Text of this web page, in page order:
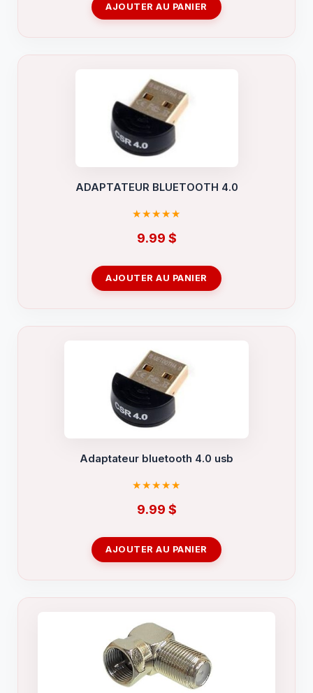
AJOUTER AU PANIER
ADAPTATEUR BLUETOOTH 4.0
9.99 $
AJOUTER AU PANIER
Adaptateur bluetooth 4.0 usb
9.99 $
AJOUTER AU PANIER